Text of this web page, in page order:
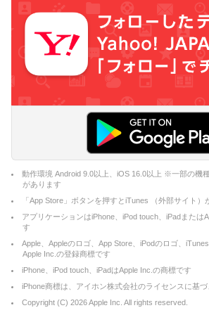
動作環境 Android 9.0以上、iOS 16.0以上 ※一部の機
があります
「App Store」ボタンを押すとiTunes （外部サイト）
アプリケーションはiPhone、iPod touch、iPadまたは
す
Apple、Appleのロゴ、App Store、iPodのロゴ、
Apple Inc.の登録商標です
iPhone、iPod touch、iPadはApple Inc.の商標です
iPhone商標は、アイホン株式会社のライセンスに基
Copyright (C) 2026Apple Inc. All rights reserved.